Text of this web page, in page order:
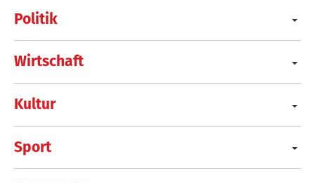
Politik
Wirtschaft
Kultur
Sport